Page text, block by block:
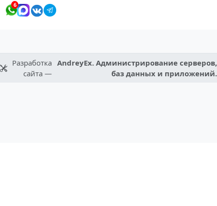
6
Разработка
сайта —
AndreyEx. Администрирование серверов,
баз данных и приложений.